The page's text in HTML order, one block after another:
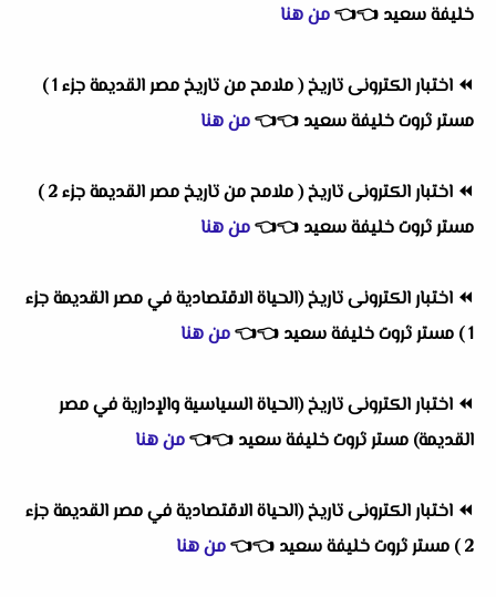
خليفة سعيد 👈
👈من هنا
⏪
اختبار الكترونى تاريخ ( ملامح من تاريخ مصر القديمة جزء 1 )
مستر ثروت خليفة سعيد 👈
👈من هنا
⏪
اختبار الكترونى تاريخ ( ملامح من تاريخ مصر القديمة جزء 2 )
مستر ثروت خليفة سعيد 👈
👈من هنا
⏪ اختبار الكترونى تاريخ (الحياة الاقتصادية في مصر القديمة جزء
1 ) مستر ثروت خليفة سعيد
👈
👈من هنا
⏪ اختبار الكترونى تاريخ (الحياة السياسية والإدارية في مصر
القديمة) مستر ثروت خليفة سعيد 👈
👈من هنا
⏪ اختبار الكترونى تاريخ (الحياة الاقتصادية في مصر القديمة جزء
2 ) مستر ثروت خليفة سعيد
👈
👈من هنا